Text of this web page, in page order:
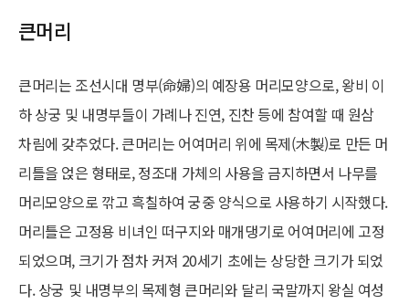
큰머리
큰머리는 조선시대 명부(命婦)의 예장용 머리모양으로, 왕비 이
하 상궁 및 내명부들이 가례나 진연, 진찬 등에 참여할 때 원삼
차림에 갖추었다. 큰머리는 어여머리 위에 목제(木製)로 만든 머
리틀을 얹은 형태로, 정조대 가체의 사용을 금지하면서 나무를
머리모양으로 깎고 흑칠하여 궁중 양식으로 사용하기 시작했다.
머리틀은 고정용 비녀인 떠구지와 매개댕기로 어여머리에 고정
되었으며, 크기가 점차 커져 20세기 초에는 상당한 크기가 되었
다. 상궁 및 내명부의 목제형 큰머리와 달리 국말까지 왕실 여성